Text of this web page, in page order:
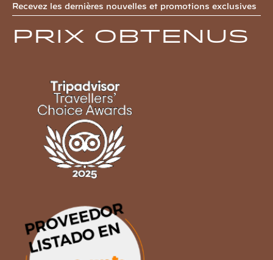
Recevez les dernières nouvelles et promotions exclusives
Prix obtenus